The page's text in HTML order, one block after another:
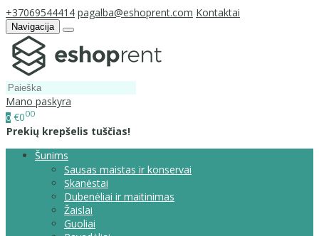
+37069544414 pagalba@eshoprent.com Kontaktai
Navigacija
Mano paskyra
0 €000
Prekių krepšelis tuščias!
Šunims
Sausas maistas ir konservai
Skanėstai
Dubenėliai ir maitinimas
Žaislai
Guoliai